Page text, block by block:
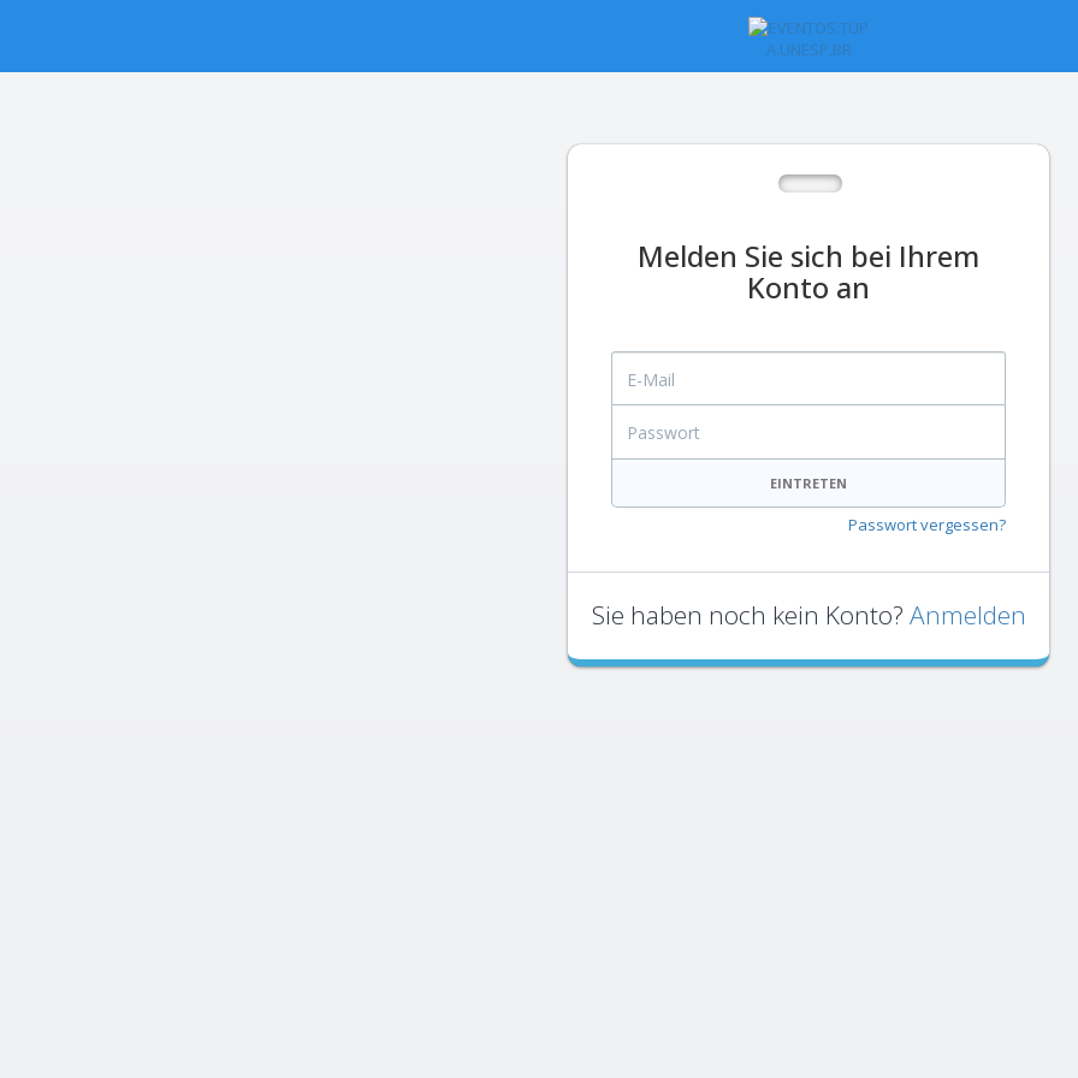
Melden Sie sich bei Ihrem
Konto an
E-Mail
EINTRETEN
Passwort vergessen?
Sie haben noch kein Konto? Anmelden